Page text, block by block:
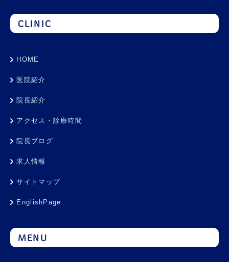
CLINIC
HOME
医院紹介
院長紹介
アクセス・診療時間
院長ブログ
求人情報
サイトマップ
EnglishPage
MENU